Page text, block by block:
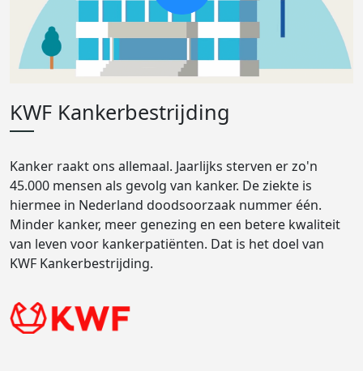
KWF Kankerbestrijding
Kanker raakt ons allemaal. Jaarlijks sterven er zo'n
45.000 mensen als gevolg van kanker. De ziekte is
hiermee in Nederland doodsoorzaak nummer één.
Minder kanker, meer genezing en een betere kwaliteit
van leven voor kankerpatiënten. Dat is het doel van
KWF Kankerbestrijding.